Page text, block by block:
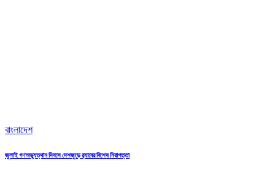
বাংলাদেশ
জুলাই গণঅভ্যুত্থান দিবসে দেশজুড়ে র‌্যাবের বিশেষ নিরাপত্তা